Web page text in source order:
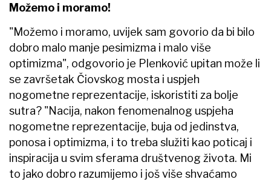
Možemo i moramo!
"Možemo i moramo, uvijek sam govorio da bi bilo
dobro malo manje pesimizma i malo više
optimizma", odgovorio je Plenković upitan može li
se završetak Čiovskog mosta i uspjeh
nogometne reprezentacije, iskoristiti za bolje
sutra? "Nacija, nakon fenomenalnog uspjeha
nogometne reprezentacije, buja od jedinstva,
ponosa i optimizma, i to treba služiti kao poticaj i
inspiracija u svim sferama društvenog života. Mi
to jako dobro razumijemo i još više shvaćamo